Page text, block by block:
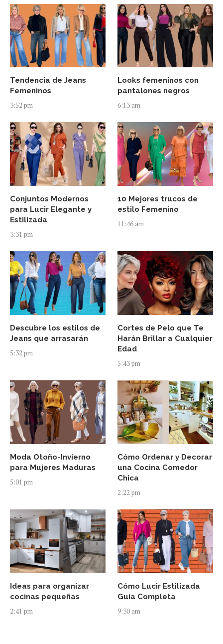
Tendencia de Jeans
Femeninos
3:52 pm
Looks femeninos con
pantalones negros
6:13 am
Conjuntos Modernos
para Lucir Elegante y
Estilizada
3:31 pm
10 Mejores trucos de
estilo Femenino
11:46 am
Descubre los estilos de
Jeans que arrasarán
5:32 pm
Cortes de Pelo que Te
Harán Brillar a Cualquier
Edad
5:43 pm
Moda Otoño-Invierno
para Mujeres Maduras
5:01 pm
Cómo Ordenar y Decorar
una Cocina Comedor
Chica
2:22 pm
Ideas para organizar
cocinas pequeñas
2:41 pm
Cómo Lucir Estilizada
Guía Completa
9:30 am